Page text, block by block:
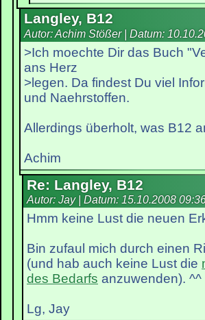
Langley, B12
Autor: Achim Stößer | Datum:
>Ich moechte Dir das Buch
ans Herz
>legen. Da findest Du viel
und Naehrstoffen.
Allerdings überholt, was B12
Achim
Re: Langley, B12
Autor: Jay | Datum: 15.10.2008
Hmm keine Lust die neuen
Bin zufaul mich durch einen
(und hab auch keine Lust die
des Bedarfs anzuwenden). ^^
Lg, Jay